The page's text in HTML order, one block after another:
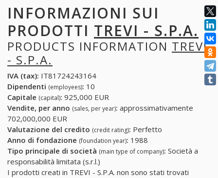
INFORMAZIONI SUI
PRODOTTI TREVI - S.P.A.
PRODUCTS INFORMATION TREVI
- S.P.A.
IVA (tax): IT81724243164
Dipendenti (employees): 10
Capitale (capital): 925,000 EUR
Vendite, per anno (sales, per year): approssimativamente
702,000,000 EUR
Valutazione del credito (credit rating): Perfetto
Anno di fondazione (foundation year): 1988
Tipo principale di società (main type of company): Società a
responsabilità limitata (s.r.l.)
I prodotti creati in TREVI - S.P.A. non sono stati trovati